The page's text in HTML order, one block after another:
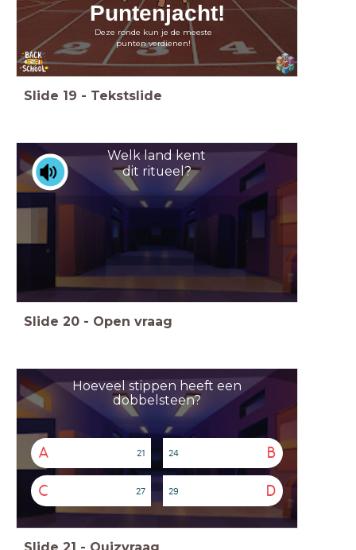
Puntenjacht!
Deze ronde kun je de meeste
punten verdienen!
Slide 19 - Tekstslide
Welk land kent
dit ritueel?
Slide 20 - Open vraag
Hoeveel stippen heeft een
dobbelsteen?
A 21 B
24
C 27 D
29
Slide 21 - Quizvraag